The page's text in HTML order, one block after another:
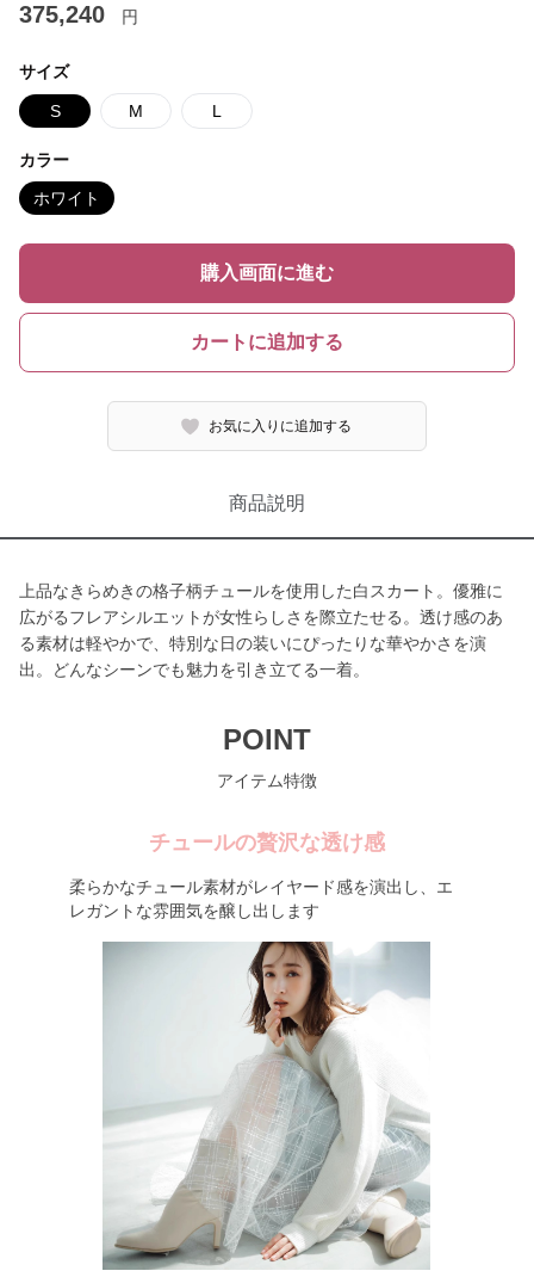
375,240 円
サイズ
S M L
カラー
ホワイト
購入画面に進む
カートに追加する
お気に入りに追加する
商品説明
上品なきらめきの格子柄チュールを使用した白スカート。優雅に
広がるフレアシルエットが女性らしさを際立たせる。透け感のあ
る素材は軽やかで、特別な日の装いにぴったりな華やかさを演
出。どんなシーンでも魅力を引き立てる一着。
POINT
アイテム特徴
チュールの贅沢な透け感
柔らかなチュール素材がレイヤード感を演出し、エ
レガントな雰囲気を醸し出します